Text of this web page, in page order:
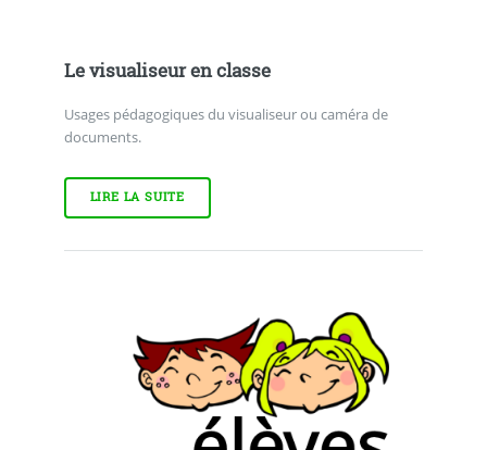
Le visualiseur en classe
Usages pédagogiques du visualiseur ou caméra de
documents.
LIRE LA SUITE